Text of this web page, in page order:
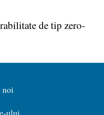
de tip zero-
noi
ului